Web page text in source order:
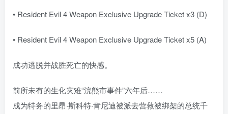
• Resident Evil 4 Weapon Exclusive Upgrade Ticket x3 (D)
• Resident Evil 4 Weapon Exclusive Upgrade Ticket x5 (A)
成功逃脱并战胜死亡的快感。
前所未有的生化灾难“浣熊市事件”六年后……
成为特务的里昂·斯科特·肯尼迪被派去营救被绑架的总统千